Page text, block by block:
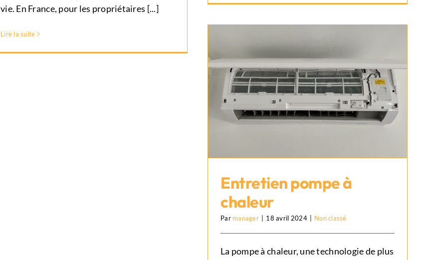
vie. En France, pour les propriétaires [...]
Lire la suite
Entretien pompe à chaleur
Entretien pompe à
chaleur
Par manager 18 avril 2024 Non classé
La pompe à chaleur, une technologie de plus